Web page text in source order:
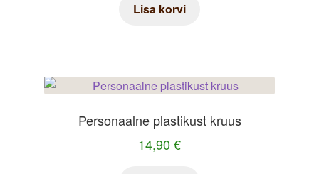
oli:
Lisa korvi
Personaalne plastikust kruus
14,90 €